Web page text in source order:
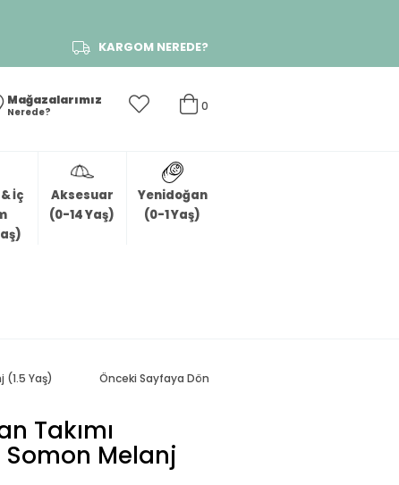
KARGOM NEREDE?
0
Mağazalarımız
Nerede?
İç
Aksesuar
(0-14 Yaş)
Yenidoğan
(0-1 Yaş)
(1.5 Yaş) Önceki Sayfaya Dön
Takımı
Somon Melanj